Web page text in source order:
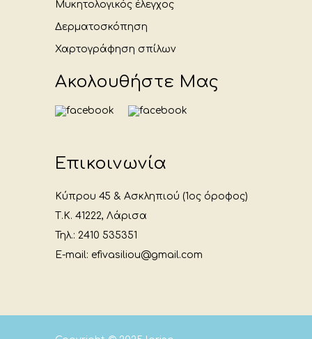
Μυκητολογικός έλεγχος
Δερματοσκόπηση
Χαρτογράφηση σπίλων
Ακολουθήστε Μας
Επικοινωνία
Κύπρου 45 & Ασκληπιού (1ος όροφος)
Τ.Κ. 41222, Λάρισα
Τηλ.: 2410 535351
E-mail: efivasiliou@gmail.com